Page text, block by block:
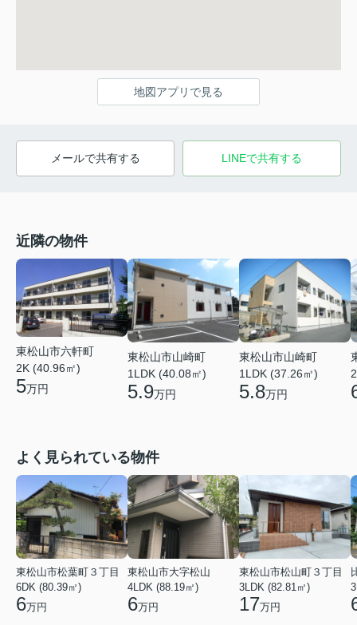
地図アプリで見る
メールで共有する LINEで共有する
近隣の物件
東松山市六軒町
2K (40.96㎡)
5万円
東松山市山崎町
1LDK (40.08㎡)
5.9万円
東松山市山崎町
1LDK (37.26㎡)
5.8万円
よく見られている物件
東松山市松葉町３丁目
6DK (80.39㎡)
6万円
東松山市大字松山
4LDK (88.19㎡)
6万円
東松山市松山町３丁目
3LDK (82.81㎡)
17万円